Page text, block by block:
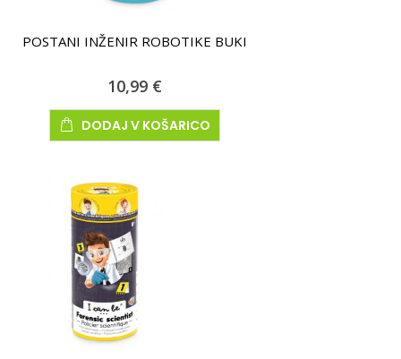
POSTANI INŽENIR ROBOTIKE BUKI
10,99 €
DODAJ V KOŠARICO